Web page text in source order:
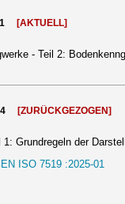
[AKTUELL]
- Teil 2:
[ZURÜCKGEZOGEN]
1: Grundregeln der
ISO 7519 :2025-01